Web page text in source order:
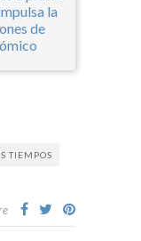
la
de
TIEMPOS